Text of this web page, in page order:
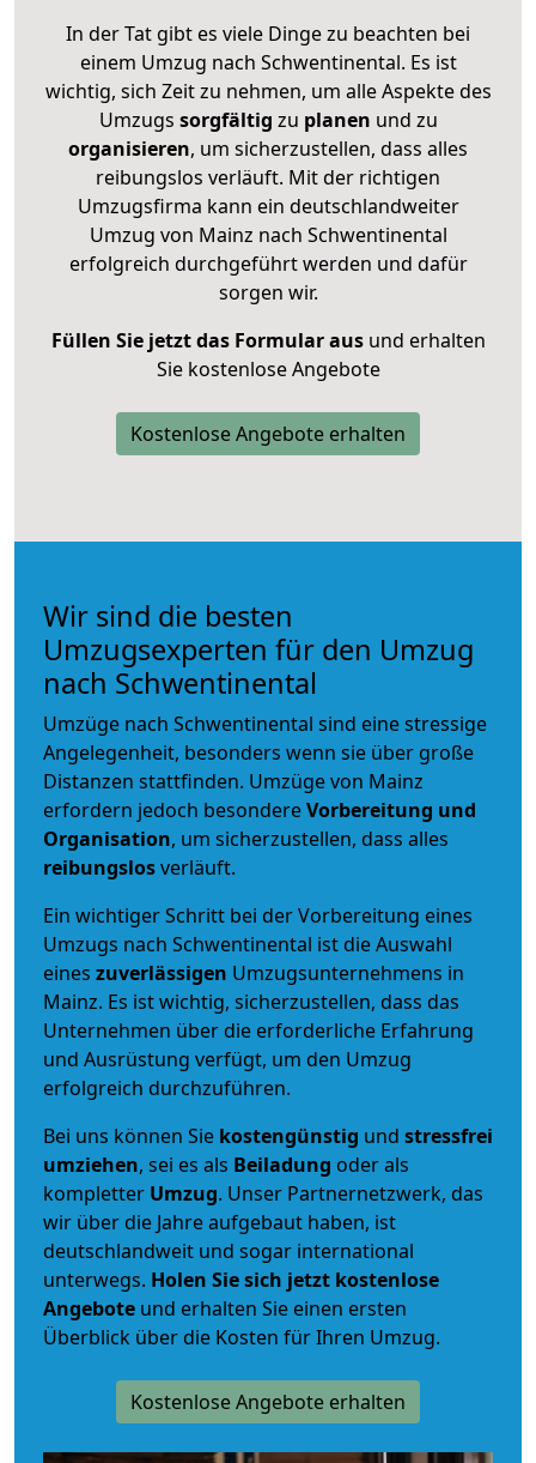
In der Tat gibt es viele Dinge zu beachten bei
einem Umzug nach Schwentinental. Es ist
wichtig, sich Zeit zu nehmen, um alle Aspekte des
Umzugs sorgfältig zu planen und zu
organisieren, um sicherzustellen, dass alles
reibungslos verläuft. Mit der richtigen
Umzugsfirma kann ein deutschlandweiter
Umzug von Mainz nach Schwentinental
erfolgreich durchgeführt werden und dafür
sorgen wir.
Füllen Sie jetzt das Formular ausund erhalten
Sie kostenlose Angebote
Kostenlose Angebote erhalten
Wir sind die besten
Umzugsexperten für den Umzug
nach Schwentinental
Umzüge nach Schwentinental sind eine stressige
Angelegenheit, besonders wenn sie über große
Distanzen stattfinden. Umzüge von Mainz
erfordern jedoch besondereVorbereitung und
Organisation, um sicherzustellen, dass alles
reibungslosverläuft.
Ein wichtiger Schritt bei der Vorbereitung eines
Umzugs nach Schwentinental ist die Auswahl
eines zuverlässigen Umzugsunternehmens in
Mainz. Es ist wichtig, sicherzustellen, dass das
Unternehmen über die erforderliche Erfahrung
und Ausrüstung verfügt, um den Umzug
erfolgreich durchzuführen.
Bei uns können Sie kostengünstig und stressfrei
umziehen, sei es als Beiladung oder als
kompletter Umzug. Unser Partnernetzwerk, das
wir über die Jahre aufgebaut haben, ist
deutschlandweit und sogar international
unterwegs. Holen Sie sich jetzt kostenlose
Angebote und erhalten Sie einen ersten
Überblick über die Kosten für Ihren Umzug.
Kostenlose Angebote erhalten